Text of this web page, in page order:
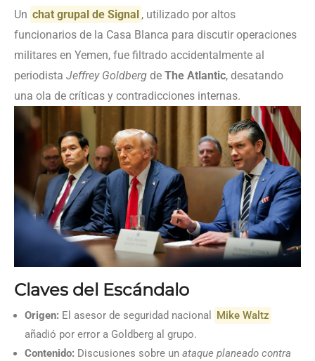
Un chat grupal de Signal , utilizado por altos
funcionarios de la Casa Blanca para discutir operaciones
militares en Yemen, fue filtrado accidentalmente al
periodista Jeffrey Goldberg de The Atlantic, desatando
una ola de críticas y contradicciones internas.
Claves del Escándalo
Origen: El asesor de seguridad nacional
Mike Waltz
añadió por error a Goldberg al grupo.
Contenido: Discusiones sobre un ataque planeado contra